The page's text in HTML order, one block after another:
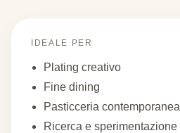
IDEALE PER
Plating creativo
Fine dining
Pasticceria contemporanea
Ricerca e sperimentazione